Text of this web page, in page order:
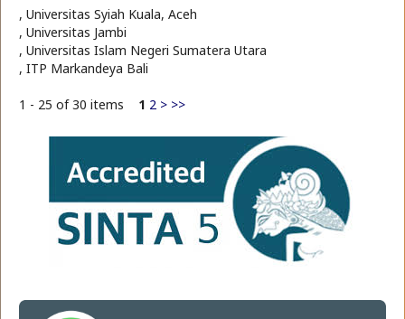
, Universitas Syiah Kuala, Aceh
, Universitas Jambi
, Universitas Islam Negeri Sumatera Utara
, ITP Markandeya Bali
1 - 25 of 30 items 1 2 > >>